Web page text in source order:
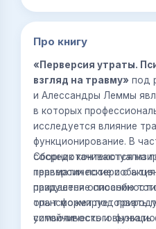
Про книгу
«Перверсия утраты.
взгляд на травму» под
и Алессандры Леммы
в которых
исследуется влияние
функционирование. В
сосредотачиваются на
перверсии потери с
разрушение
трансформирует
символического
Сборник
травматические
придается описанию
опыт может подорвать
устойчивость и